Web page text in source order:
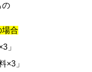
の
場合
」
×3」